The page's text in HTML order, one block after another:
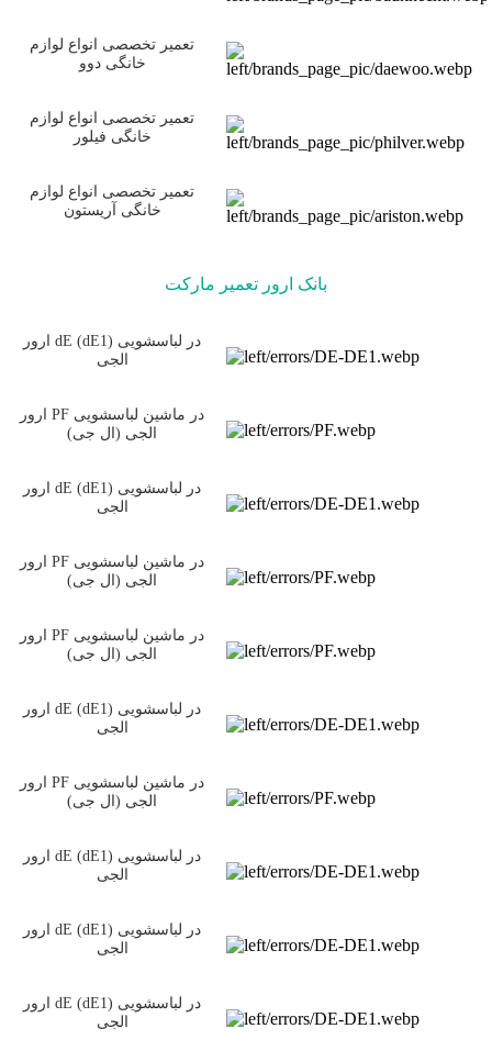
تعمیر تخصصی انواع لوازم
خانگی دوو
تعمیر تخصصی انواع لوازم
خانگی فیلور
تعمیر تخصصی انواع لوازم
خانگی آریستون
بانک ارور تعمیر مارکت
ارور dE (dE1) در لباسشویی
الجی
ارور PF در ماشین لباسشویی
الجی (ال جی)
ارور dE (dE1) در لباسشویی
الجی
ارور PF در ماشین لباسشویی
الجی (ال جی)
ارور PF در ماشین لباسشویی
الجی (ال جی)
ارور dE (dE1) در لباسشویی
الجی
ارور PF در ماشین لباسشویی
الجی (ال جی)
ارور dE (dE1) در لباسشویی
الجی
ارور dE (dE1) در لباسشویی
الجی
ارور dE (dE1) در لباسشویی
الجی